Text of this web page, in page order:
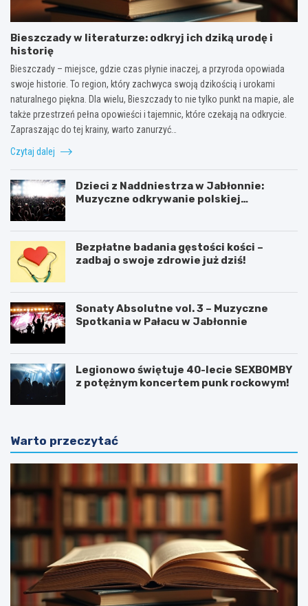
Bieszczady w literaturze: odkryj ich dziką urodę i
historię
Bieszczady – miejsce, gdzie czas płynie inaczej, a przyroda opowiada
swoje historie. To region, który zachwyca swoją dzikością i urokami
naturalnego piękna. Dla wielu, Bieszczady to nie tylko punkt na mapie, ale
także przestrzeń pełna opowieści i tajemnic, które czekają na odkrycie.
Zapraszając do tej krainy, warto zanurzyć…
Czytaj dalej
Dzieci z Naddniestrza w Jabłonnie:
Muzyczne odkrywanie polskiej
Bezpłatne badania gęstości kości –
zadbaj o swoje zdrowie już dziś!
Sonaty Absolutne vol. 3 – Muzyczne
Spotkania w Pałacu w Jabłonnie
Legionowo świętuje 40-lecie SEXBOMBY
z potężnym koncertem punk rockowym!
Warto przeczytać